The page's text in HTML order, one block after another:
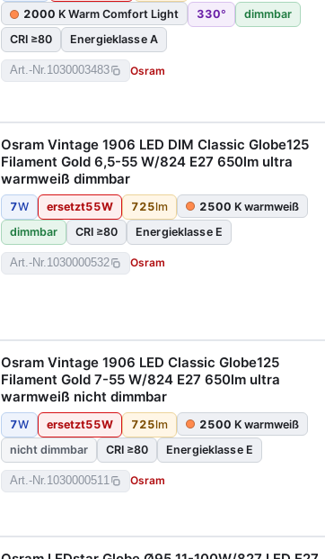
2000 K Warm Comfort Light 330°
dimmbar
CRI ≥80
Energieklasse A
Art.-Nr.1030003483 Osram
Osram Vintage 1906 LED DIM Classic Globe125
Filament Gold 6,5-55 W/824 E27 650lm ultra
warmweiß dimmbar
7W ersetzt55W 725lm 2500 K warmweiß
dimmbar
CRI ≥80 Energieklasse E
Art.-Nr.1030000532 Osram
Osram Vintage 1906 LED Classic Globe125
Filament Gold 7-55 W/824 E27 650lm ultra
warmweiß nicht dimmbar
7W ersetzt55W 725lm 2500 K warmweiß
nicht dimmbar
CRI ≥80 Energieklasse E
Art.-Nr. 1030000511 Osram